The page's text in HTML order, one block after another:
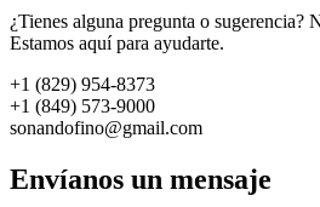
¿Tienes alguna pregunta o sugerencia?
Estamos aquí para ayudarte.
+1 (829) 954-8373
+1 (849) 573-9000
sonandofino@gmail.com
Envíanos un mensaje